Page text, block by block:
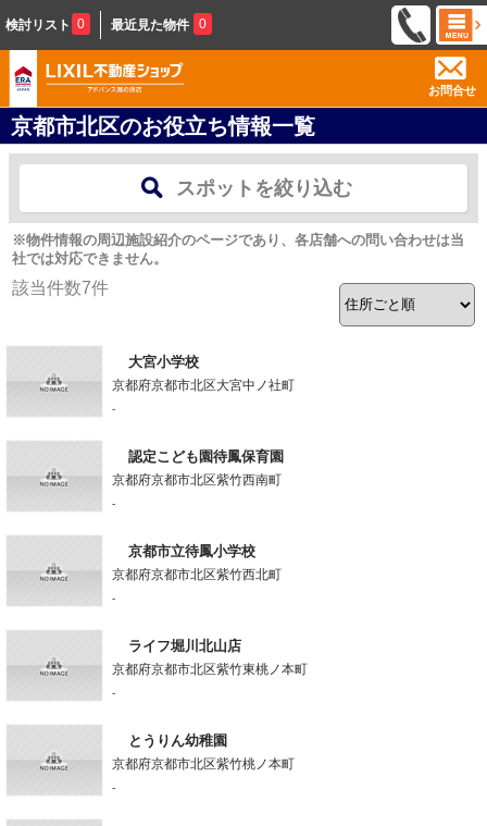
検討リスト 0 最近見た物件 0
お問合せ
京都市北区のお役立ち情報一覧
スポットを絞り込む
※物件情報の周辺施設紹介のページであり、各店舗への問い合わせは当
社では対応できません。
該当件数7件
大宮小学校
京都府京都市北区大宮中ノ社町
-
認定こども園待鳳保育園
京都府京都市北区紫竹西南町
-
京都市立待鳳小学校
京都府京都市北区紫竹西北町
-
ライフ堀川北山店
京都府京都市北区紫竹東桃ノ本町
-
とうりん幼稚園
京都府京都市北区紫竹桃ノ本町
-